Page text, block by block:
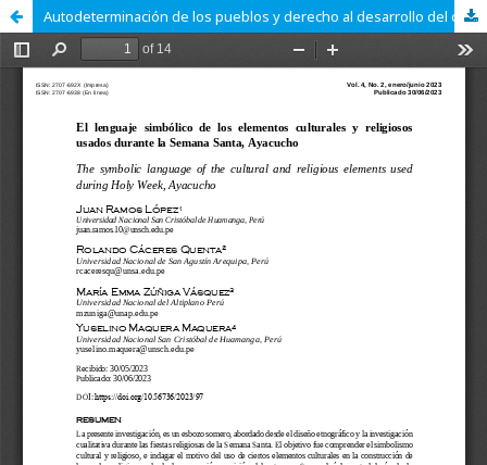
Autodeterminación de los pueblos y derecho al desarrollo del comunitario shipibo-konibo en el asentamiento Cantagallo-Rímac. Lima Perú.